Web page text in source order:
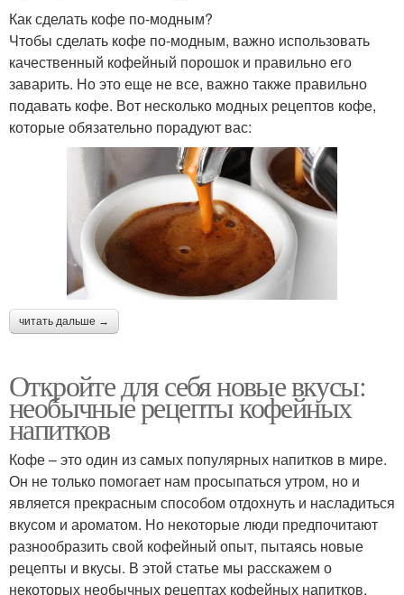
Как сделать кофе по-модным?
Чтобы сделать кофе по-модным, важно использовать
качественный кофейный порошок и правильно его
заварить. Но это еще не все, важно также правильно
подавать кофе. Вот несколько модных рецептов кофе,
которые обязательно порадуют вас:
читать дальше →
Откройте для себя новые вкусы:
необычные рецепты кофейных
напитков
Кофе – это один из самых популярных напитков в мире.
Он не только помогает нам просыпаться утром, но и
является прекрасным способом отдохнуть и насладиться
вкусом и ароматом. Но некоторые люди предпочитают
разнообразить свой кофейный опыт, пытаясь новые
рецепты и вкусы. В этой статье мы расскажем о
некоторых необычных рецептах кофейных напитков,